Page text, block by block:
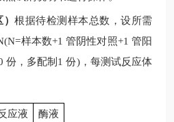
根据待检测样本总数，设所需
样本数+1管阴性对照+1 管阳
份，多配制 1份)，每测试反应体
应液
酶液